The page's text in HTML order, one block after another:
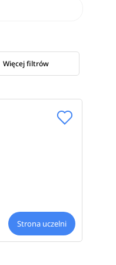
Więcej filtrów
Strona uczelni